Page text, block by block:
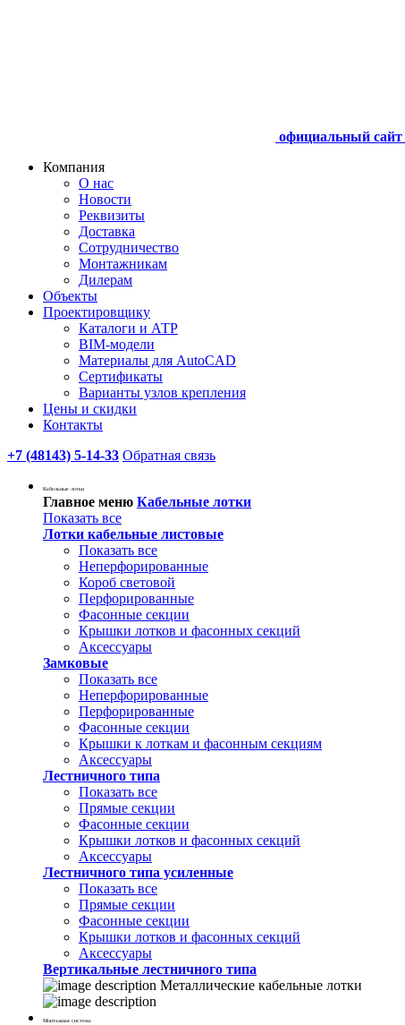
официальный сайт
Компания
О нас
Новости
Реквизиты
Доставка
Сотрудничество
Монтажникам
Дилерам
Объекты
Проектировщику
Каталоги и АТР
BIM-модели
Материалы для AutoCAD
Сертификаты
Варианты узлов крепления
Цены и скидки
Контакты
+7 (48143) 5-14-33 Обратная связь
Кабельные лотки
Главное меню Кабельные лотки
Показать все
Лотки кабельные листовые
Показать все
Неперфорированные
Короб световой
Перфорированные
Фасонные секции
Крышки лотков и фасонных секций
Аксессуары
Замковые
Показать все
Неперфорированные
Перфорированные
Фасонные секции
Крышки к лоткам и фасонным секциям
Аксессуары
Лестничного типа
Показать все
Прямые секции
Фасонные секции
Крышки лотков и фасонных секций
Аксессуары
Лестничного типа усиленные
Показать все
Прямые секции
Фасонные секции
Крышки лотков и фасонных секций
Аксессуары
Вертикальные лестничного типа
Металлические кабельные лотки
Монтажная система